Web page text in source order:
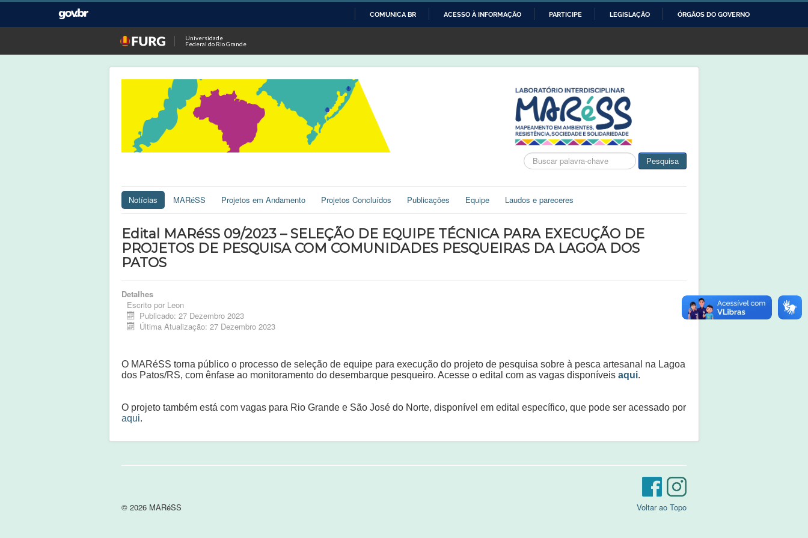
O
CONTEÚDO
COMUNICA BR ACESSO À INFORMAÇÃO PARTICIPE LEGISLAÇÃO ÓRGÃOS DO GOVERNO
Universidade
Federal do Rio Grande
Busca Pesquisa
Notícias MARéSS Projetos em Andamento Projetos Concluídos Publicações Equipe Laudos e pareceres
Edital MARéSS 09/2023 – SELEÇÃO DE EQUIPE TÉCNICA PARA EXECUÇÃO DE
PROJETOS DE PESQUISA COM COMUNIDADES PESQUEIRAS DA LAGOA DOS
PATOS
Detalhes
Escrito por Leon
Publicado: 27 Dezembro 2023
Última Atualização: 27 Dezembro 2023
O MARéSS torna público o processo de seleção de equipe para execução do projeto de pesquisa sobre à pesca artesanal na Lagoa
dos Patos/RS, com ênfase ao monitoramento do desembarque pesqueiro. Acesse o edital com as vagas disponíveis aqui.
O projeto também está com vagas para Rio Grande e São José do Norte, disponível em edital específico, que pode ser acessado por
aqui.
Voltar ao Topo
© 2026 MARéSS